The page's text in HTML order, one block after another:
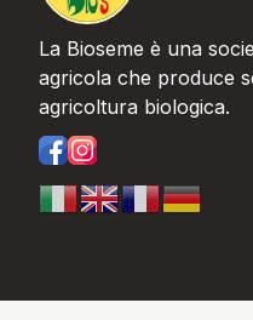
La Bioseme è una
agricola che produce
agricoltura biologica.